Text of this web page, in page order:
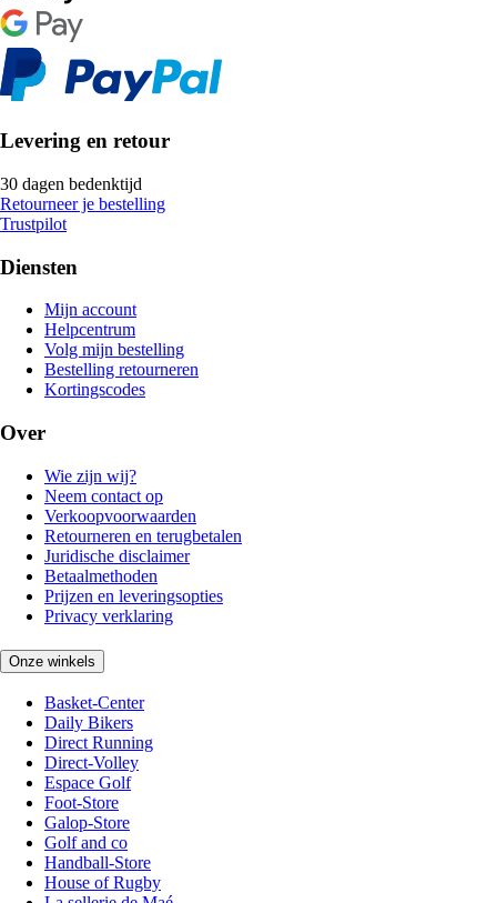
Levering en retour
30 dagen bedenktijd
Retourneer je bestelling
Trustpilot
Diensten
Mijn account
Helpcentrum
Volg mijn bestelling
Bestelling retourneren
Kortingscodes
Over
Wie zijn wij?
Neem contact op
Verkoopvoorwaarden
Retourneren en terugbetalen
Juridische disclaimer
Betaalmethoden
Prijzen en leveringsopties
Privacy verklaring
Onze winkels
Basket-Center
Daily Bikers
Direct Running
Direct-Volley
Espace Golf
Foot-Store
Galop-Store
Golf and co
Handball-Store
House of Rugby